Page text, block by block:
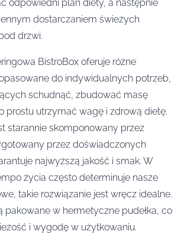
odpowiedni plan diety, a następnie
dostarczaniem świeżych
drzwi.
BistroBox oferuje różne
do indywidualnych potrzeb,
schudnąć, zbudować masę
prostu utrzymać wagę i zdrową dietę.
starannie skomponowany przez
przez doświadczonych
najwyższą jakość i smak. W
życia często determinuje nasze
takie rozwiązanie jest wręcz idealne.
pakowane w hermetyczne pudełka, co
i wygodę w użytkowaniu.